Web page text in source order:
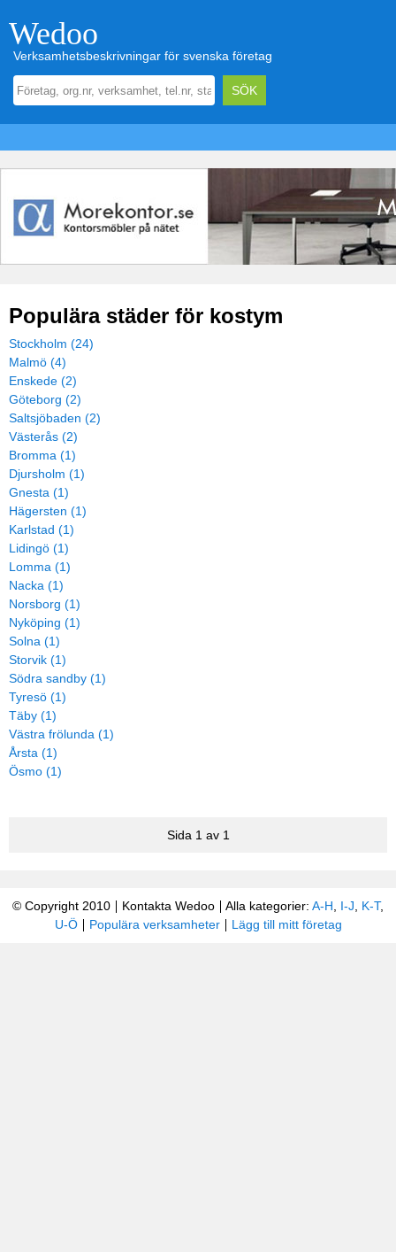
Wedoo
Verksamhetsbeskrivningar för svenska företag
Populära städer för kostym
Stockholm (24)
Malmö (4)
Enskede (2)
Göteborg (2)
Saltsjöbaden (2)
Västerås (2)
Bromma (1)
Djursholm (1)
Gnesta (1)
Hägersten (1)
Karlstad (1)
Lidingö (1)
Lomma (1)
Nacka (1)
Norsborg (1)
Nyköping (1)
Solna (1)
Storvik (1)
Södra sandby (1)
Tyresö (1)
Täby (1)
Västra frölunda (1)
Årsta (1)
Ösmo (1)
Sida 1 av 1
© Copyright 2010 Kontakta Wedoo Alla kategorier: A-H I-J K-T,
U-Ö
Populära verksamheter Lägg till mitt företag